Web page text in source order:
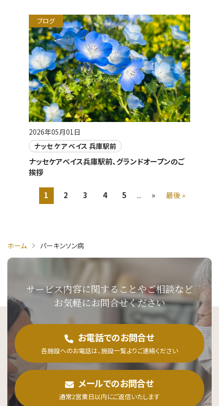
ブログ
2026年05月01日
ナッセ ケア ベイス 兵庫駅前
ナッセケアベイス兵庫駅前、グランドオープンのご
挨拶
1 2 3 4 5 ... » 最後 »
ホーム パーキンソン病
サービス内容に関することやご相談など
お気軽にお問合せください
お電話でのお問合せ
各施設へのお電話は、施設一覧よりご連絡ください
メールでのお問合せ
通常2営業日以内にご返信いたします